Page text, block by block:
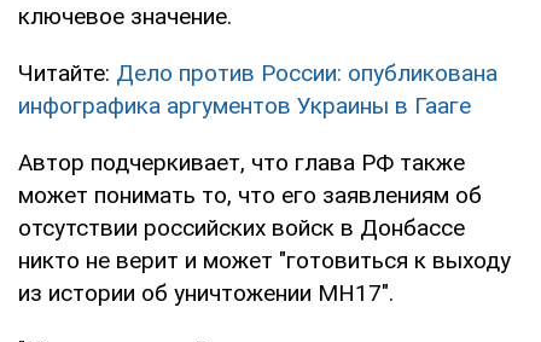
ключевое значение.
Читайте: Дело против России: опубликована
инфографика аргументов Украины в Гааге
Автор подчеркивает, что глава РФ также
может понимать то, что его заявлениям об
отсутствии российских войск в Донбассе
никто не верит и может "готовиться к выходу
из истории об уничтожении MH17".